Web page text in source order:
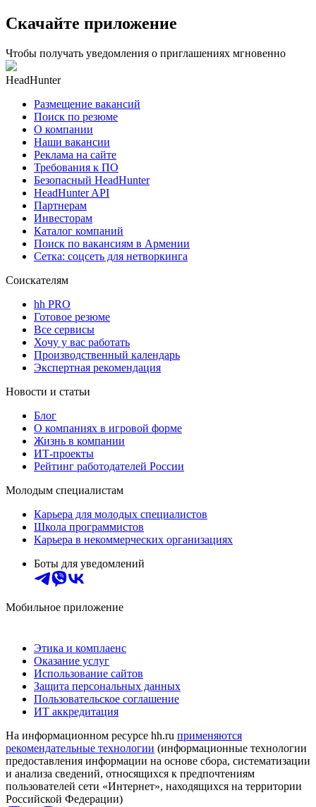
Скачайте приложение
Чтобы получать уведомления о приглашениях мгновенно
HeadHunter
Размещение вакансий
Поиск по резюме
О компании
Наши вакансии
Реклама на сайте
Требования к ПО
Безопасный HeadHunter
HeadHunter API
Партнерам
Инвесторам
Каталог компаний
Поиск по вакансиям в Армении
Сетка: соцсеть для нетворкинга
Соискателям
hh PRO
Готовое резюме
Все сервисы
Хочу у вас работать
Производственный календарь
Экспертная рекомендация
Новости и статьи
Блог
О компаниях в игровой форме
Жизнь в компании
ИТ-проекты
Рейтинг работодателей России
Молодым специалистам
Карьера для молодых специалистов
Школа программистов
Карьера в некоммерческих организациях
Боты для уведомлений
Мобильное приложение
Этика и комплаенс
Оказание услуг
Использование сайтов
Защита персональных данных
Пользовательское соглашение
ИТ аккредитация
На информационном ресурсе hh.ru применяются
рекомендательные технологии (информационные технологии
предоставления информации на основе сбора, систематизации
и анализа сведений, относящихся к предпочтениям
пользователей сети «Интернет», находящихся на территории
Российской Федерации)